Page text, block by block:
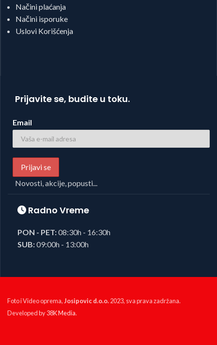
Načini plaćanja
Načini isporuke
Uslovi Korišćenja
Prijavite se, budite u toku.
Email
Novosti, akcije, popusti...
Radno Vreme
PON - PET:08:30h - 16:30h
SUB:09:00h - 13:00h
Foto i Video oprema,Josipovic d.o.o.2023, sva prava zadržana.
Developed by38K Media.